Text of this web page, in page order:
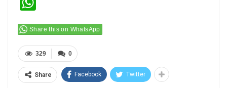
Share this on WhatsApp
0
329
Share Facebook Twitter